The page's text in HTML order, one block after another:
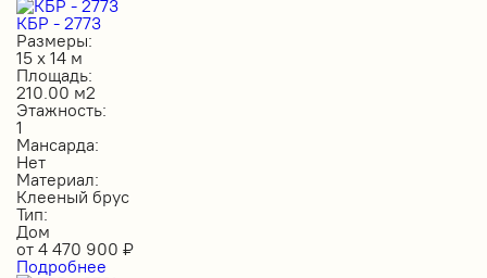
КБР - 2773
Размеры:
15 х 14 м
Площадь:
210.00 м2
Этажность:
1
Мансарда:
Нет
Материал:
Клееный брус
Тип:
Дом
от 4 470 900 ₽
Подробнее